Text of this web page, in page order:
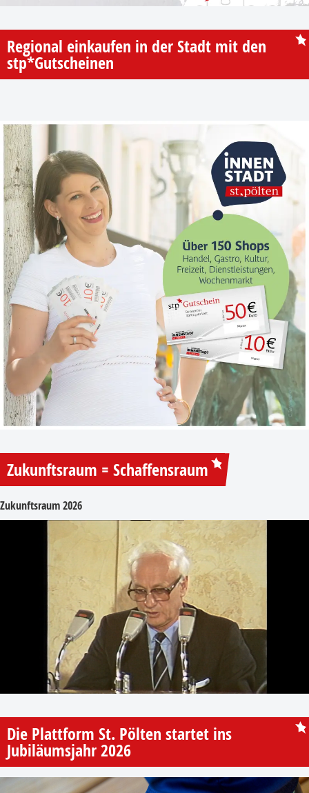
Regional einkaufen in der Stadt mit den
stp*Gutscheinen
Zukunftsraum = Schaffensraum
Zukunftsraum 2026
Die Plattform St. Pölten startet ins
Jubiläumsjahr 2026